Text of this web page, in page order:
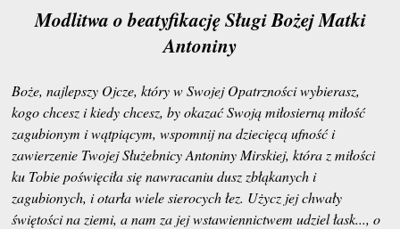
Modlitwa o beatyfikację Sługi Bożej Matki
Antoniny
Boże, najlepszy Ojcze, który w Swojej Opatrzności wybierasz,
kogo chcesz i kiedy chcesz, by okazać Swoją miłosierną miłość
zagubionym i wątpiącym, wspomnij na dziecięcą ufność i
zawierzenie Twojej Służebnicy Antoniny Mirskiej, która z miłości
ku Tobie poświęciła się nawracaniu dusz zbłąkanych i
zagubionych, i otarła wiele sierocych łez. Użycz jej chwały
świętości na ziemi, a nam za jej wstawiennictwem udziel łask..., o